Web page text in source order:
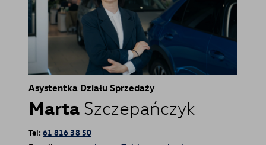
Asystentka Działu Sprzedaży
Marta Szczepańczyk
Tel:61 816 38 50